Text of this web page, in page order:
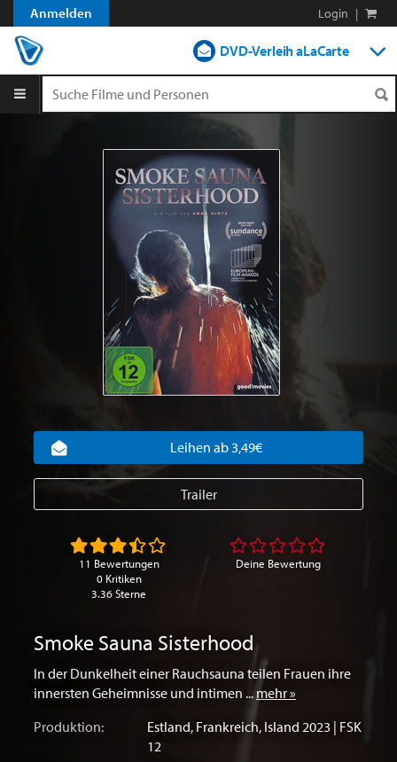
Anmelden Login |
DVD-Verleih aLaCarte
Streamen
Shop
Blog
Smoke Sauna Sisterhood
In der Dunkelheit einer Rauchsauna teilen Frauen ihre
innersten Geheimnisse und intimen ... mehr »
Produktion:
Estland, Frankreich, Island 2023 | FSK
12
Leihen ab 3,49€
Trailer
11 Bewertungen
0 Kritiken
3.36 Sterne
Deine Bewertung